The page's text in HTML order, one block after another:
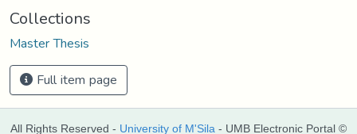
Collections
Master Thesis
Full item page
All Rights Reserved - University of M'Sila - UMB Electronic Portal ©